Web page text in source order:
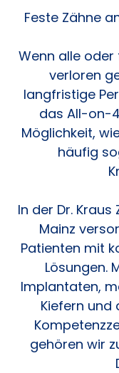
Feste Zähne
Wenn alle
verloren
langfristige
das All-on-
Möglichkeit,
häufig
In der Dr.
Mainz
Patienten mit
Lösungen.
Implantaten,
Kiefern
gehören wir